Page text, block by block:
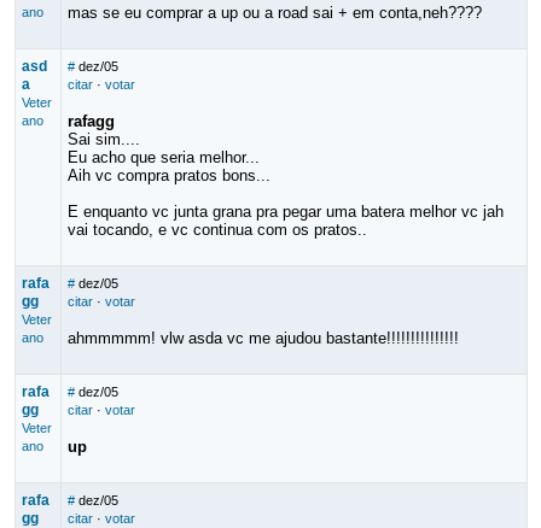
ano
mas se eu comprar a up ou a road sai + em conta,neh????
asd
a
Veter
ano
# dez/05
citar· votar
rafagg
Sai sim....
Eu acho que seria melhor...
Aih vc compra pratos bons...
E enquanto vc junta grana pra pegar uma batera melhor vc jah
vai tocando, e vc continua com os pratos..
rafa
gg
Veter
ano
# dez/05
citar· votar
ahmmmmm! vlw asda vc me ajudou bastante!!!!!!!!!!!!!!!
rafa
gg
Veter
ano
# dez/05
citar· votar
up
rafa
gg
# dez/05
citar· votar